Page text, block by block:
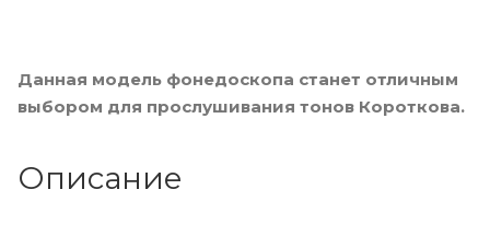
Данная модель фонедоскопа станет отличным
выбором для прослушивания тонов Короткова.
Описание